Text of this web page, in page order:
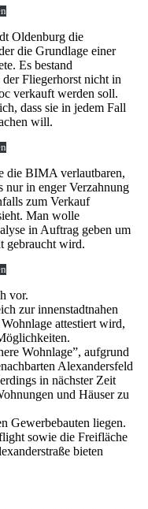
Oldenburg die
die Grundlage einer
Es bestand
Fliegerhorst nicht in
verkauft werden soll.
dass sie in jedem Fall
will.
die BIMA verlautbaren,
nur in enger Verzahnung
zum Verkauf
Man wolle
in Auftrag geben um
gebraucht wird.
vor.
zur innenstadtnahen
attestiert wird,
Wohnlage”, aufgrund
Alexandersfeld
in nächster Zeit
und Häuser zu
Gewerbebauten liegen.
sowie die Freifläche
bieten